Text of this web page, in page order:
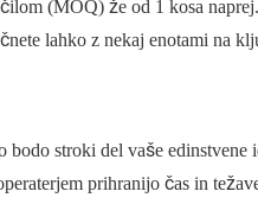
(MOQ) že od 1 kosa
lahko z nekaj enotami na
stroki del vaše edinstvene
prihranijo čas in